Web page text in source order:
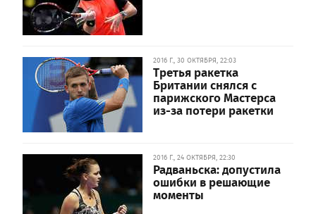
2016 Г., 30 ОКТЯБРЯ, 22:03
Третья ракетка
Британии снялся с
парижского Мастерса
из-за потери ракетки
2016 Г., 24 ОКТЯБРЯ, 22:30
Радваньска: допустила
ошибки в решающие
моменты